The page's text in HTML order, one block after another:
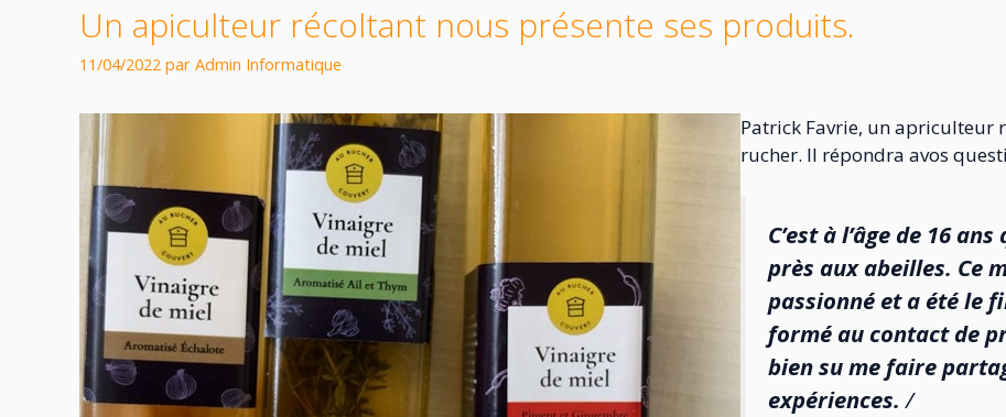
Un apiculteur récoltant nous présente ses produits.
11/04/2022 par Admin Informatique
Patrick Favrie, un apriculteur
rucher. Il répondra avos
C’est à l’âge de 16
près aux abeilles. Ce
passionné et a été le
formé au contact de
bien su me faire
expériences./